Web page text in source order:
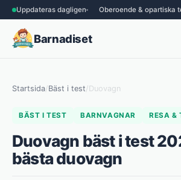
Uppdateras dagligen Oberoende & opartiska
Barnadiset
Startsida/Bäst i test/ Duovagn
BÄST I TEST BARNVAGNAR RESA &
Duovagn bäst i test
bästa duovagn